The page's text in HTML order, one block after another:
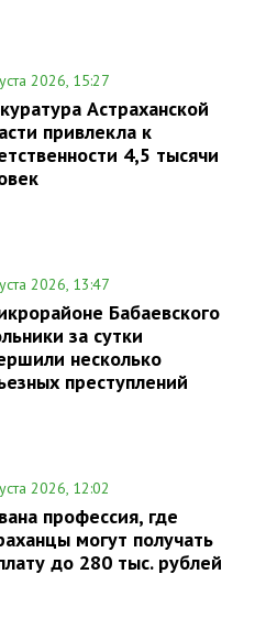
2026, 15:27
Астраханской
привлекла к
4,5 тысячи
2026, 13:47
Бабаевского
за сутки
несколько
преступлений
2026, 12:02
профессия, где
могут получать
до 280 тыс. рублей